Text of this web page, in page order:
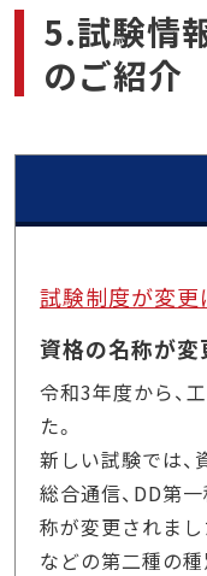
5.試験情
のご紹介
試験制度が変更
資格の名称が変
令和3年度から、
た。
新しい試験では、
総合通信、DD第
称が変更されまし
などの第二種の種